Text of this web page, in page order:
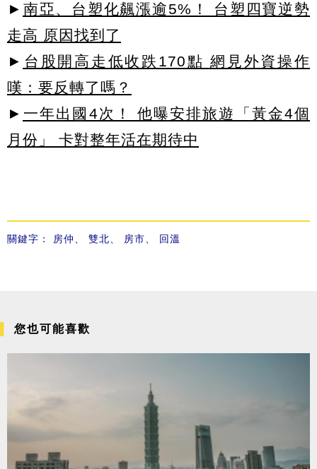
► 南亞、台塑化飆漲逾5%！ 台塑四寶逆勢
走高 原因找到了
► 台股開高走低收跌170點 網見外資操作
嘆：要反轉了嗎？
► 一年出國4次！ 他曝安排旅遊「黃金4個
月份」 卡對整年活在期待中
關鍵字： 房仲、 雙北、 房市、 回溫
您也可能喜歡